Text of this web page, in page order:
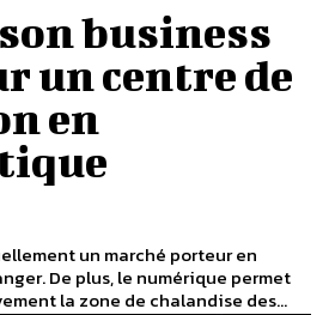
business
un centre de
en
un marché porteur en
De plus, le numérique permet
la zone de chalandise des...